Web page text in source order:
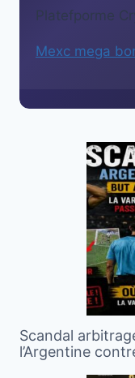
Platefporme
Mexc mega
Scandal
l’Argentine